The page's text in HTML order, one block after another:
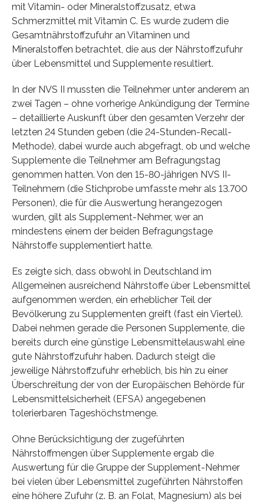
mit Vitamin- oder Mineralstoffzusatz, etwa
Schmerzmittel mit Vitamin C. Es wurde zudem die
Gesamtnährstoffzufuhr an Vitaminen und
Mineralstoffen betrachtet, die aus der Nährstoffzufuhr
über Lebensmittel und Supplemente resultiert.
In der NVS II mussten die Teilnehmer unter anderem an
zwei Tagen – ohne vorherige Ankündigung der Termine
– detaillierte Auskunft über den gesamten Verzehr der
letzten 24 Stunden geben (die 24-Stunden-Recall-
Methode), dabei wurde auch abgefragt, ob und welche
Supplemente die Teilnehmer am Befragungstag
genommen hatten. Von den 15-80-jährigen NVS II-
Teilnehmern (die Stichprobe umfasste mehr als 13.700
Personen), die für die Auswertung herangezogen
wurden, gilt als Supplement-Nehmer, wer an
mindestens einem der beiden Befragungstage
Nährstoffe supplementiert hatte.
Es zeigte sich, dass obwohl in Deutschland im
Allgemeinen ausreichend Nährstoffe über Lebensmittel
aufgenommen werden, ein erheblicher Teil der
Bevölkerung zu Supplementen greift (fast ein Viertel).
Dabei nehmen gerade die Personen Supplemente, die
bereits durch eine günstige Lebensmittelauswahl eine
gute Nährstoffzufuhr haben. Dadurch steigt die
jeweilige Nährstoffzufuhr erheblich, bis hin zu einer
Überschreitung der von der Europäischen Behörde für
Lebensmittelsicherheit (EFSA) angegebenen
tolerierbaren Tageshöchstmenge.
Ohne Berücksichtigung der zugeführten
Nährstoffmengen über Supplemente ergab die
Auswertung für die Gruppe der Supplement-Nehmer
bei vielen über Lebensmittel zugeführten Nährstoffen
eine höhere Zufuhr (z. B. an Folat, Magnesium) als bei